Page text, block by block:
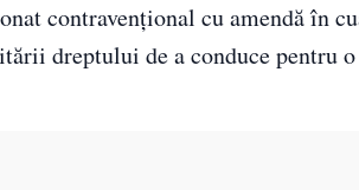
contravenţional cu amendă în
dreptului de a conduce pentru